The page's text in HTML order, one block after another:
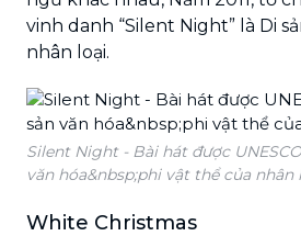
vinh danh “Silent Night” là Di
nhân loại.
Silent Night - Bài hát được
văn hóa&nbsp;phi vật thể của nhân
White Christmas